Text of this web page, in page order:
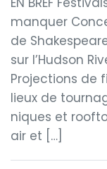
manquer
de
sur l’Hudson
Projections de
lieux de
niques et
air et […]